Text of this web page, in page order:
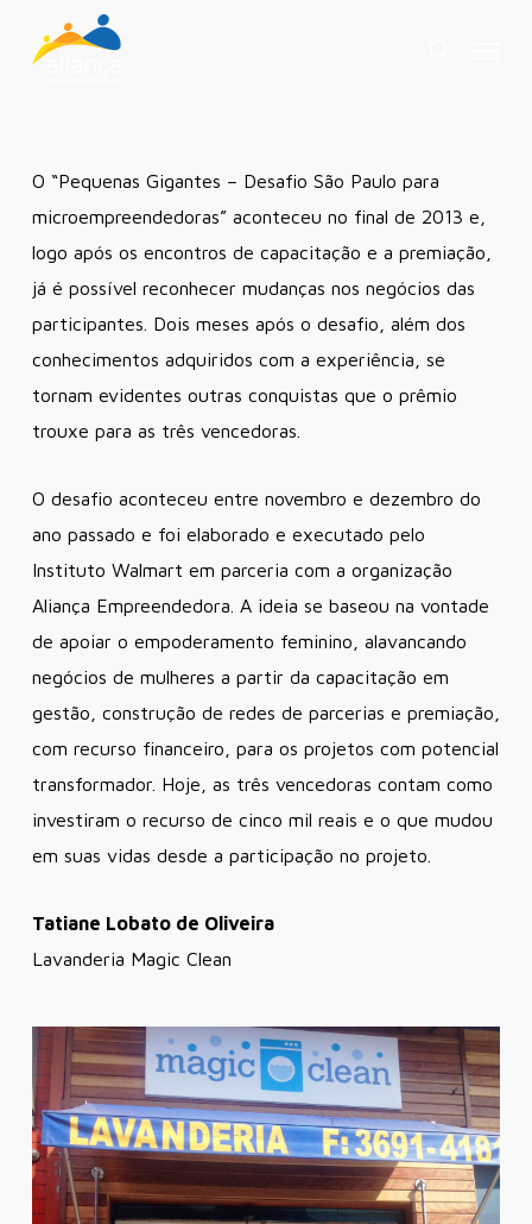
O “Pequenas Gigantes – Desafio São Paulo para
microempreendedoras” aconteceu no final de 2013 e,
logo após os encontros de capacitação e a premiação,
já é possível reconhecer mudanças nos negócios das
participantes. Dois meses após o desafio, além dos
conhecimentos adquiridos com a experiência, se
tornam evidentes outras conquistas que o prêmio
trouxe para as três vencedoras.
O desafio aconteceu entre novembro e dezembro do
ano passado e foi elaborado e executado pelo
Instituto Walmart em parceria com a organização
Aliança Empreendedora. A ideia se baseou na vontade
de apoiar o empoderamento feminino, alavancando
negócios de mulheres a partir da capacitação em
gestão, construção de redes de parcerias e premiação,
com recurso financeiro, para os projetos com potencial
transformador. Hoje, as três vencedoras contam como
investiram o recurso de cinco mil reais e o que mudou
em suas vidas desde a participação no projeto.
Tatiane Lobato de Oliveira
Lavanderia Magic Clean